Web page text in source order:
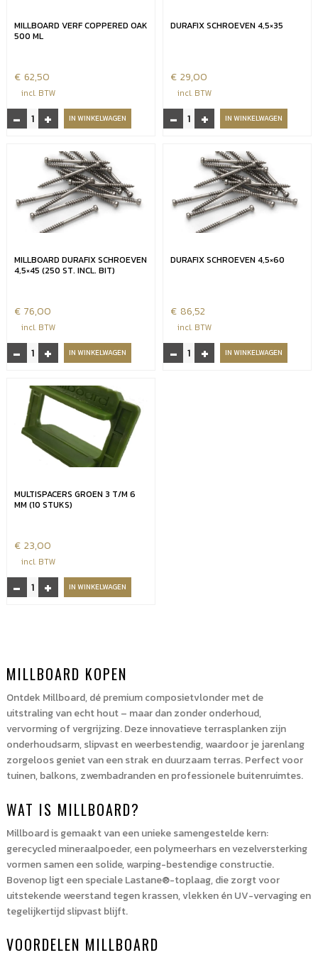
MILLBOARD VERF COPPERED OAK
500 ML
€ 62,50
incl. BTW
-
Millboard
verf
aantal
+ IN WINKELWAGEN
DURAFIX SCHROEVEN 4,5×35
€ 29,00
incl. BTW
-
Durafix
schroeven
+ IN WINKELWAGEN
MILLBOARD DURAFIX SCHROEVEN
4,5×45 (250 ST. INCL. BIT)
€ 76,00
incl. BTW
-
Millboard
durafix
4,5x45
(250
incl.
+ IN WINKELWAGEN
DURAFIX SCHROEVEN 4,5×60
€ 86,52
incl. BTW
-
Durafix
schroeven
+ IN WINKELWAGEN
MULTISPACERS GROEN 3 T/M 6
MM (10 STUKS)
€ 23,00
incl. BTW
-
Multispacers
groen
(10
aantal
+ IN WINKELWAGEN
MILLBOARD KOPEN
Ontdek Millboard, dé premium composietvlonder met de
uitstraling van echt hout – maar dan zonder onderhoud,
vervorming of vergrijzing. Deze innovatieve terrasplanken zijn
onderhoudsarm, slipvast en weerbestendig, waardoor je jarenlang
zorgeloos geniet van een strak en duurzaam terras. Perfect voor
tuinen, balkons, zwembadranden en professionele buitenruimtes.
WAT IS MILLBOARD?
Millboard is gemaakt van een unieke samengestelde kern:
gerecycled mineraalpoeder, een polymeerhars en vezelversterking
vormen samen een solide, warping-bestendige constructie.
Bovenop ligt een speciale Lastane®-toplaag, die zorgt voor
uitstekende weerstand tegen krassen, vlekken én UV-vervaging en
tegelijkertijd slipvast blijft.
VOORDELEN MILLBOARD